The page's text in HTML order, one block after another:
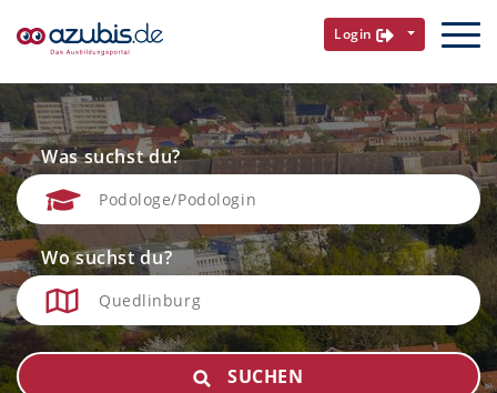
Login
Was suchst du?
Wo suchst du?
SUCHEN